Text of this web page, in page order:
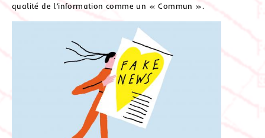
qualité de l’information comme un « Commun ».